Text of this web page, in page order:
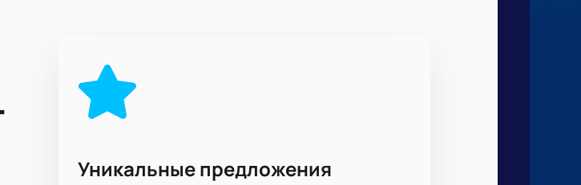
увидеть игру профессионалов, но и отличная возможность провести
волейбольного противостояния. Не откладывайте на потом,
вечеру в компании лучших волейболистов страны.
Уникальные предложения